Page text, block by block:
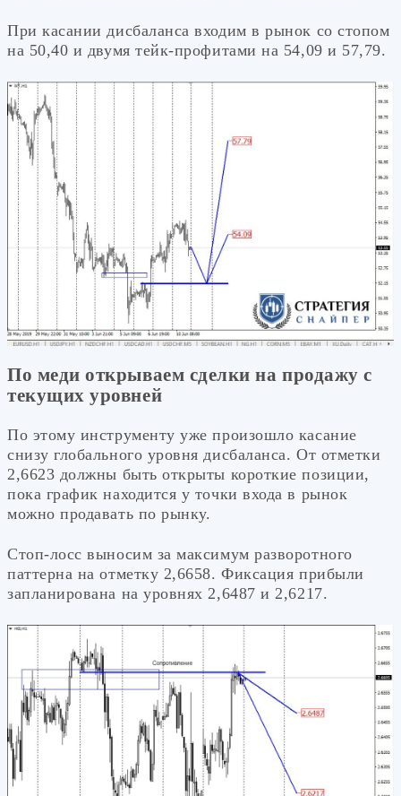
При касании дисбаланса входим в рынок со стопом
на 50,40 и двумя тейк-профитами на 54,09 и 57,79.
По меди открываем сделки на продажу с
текущих уровней
По этому инструменту уже произошло касание
снизу глобального уровня дисбаланса. От отметки
2,6623 должны быть открыты короткие позиции,
пока график находится у точки входа в рынок
можно продавать по рынку.
Стоп-лосс выносим за максимум разворотного
паттерна на отметку 2,6658. Фиксация прибыли
запланирована на уровнях 2,6487 и 2,6217.